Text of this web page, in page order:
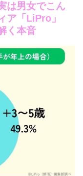
は男女でこん
ア「LiPro」
く本音